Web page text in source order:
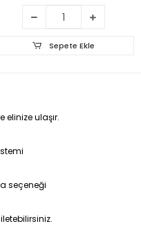
Sepete Ekle
elinize ulaşır.
seçeneği